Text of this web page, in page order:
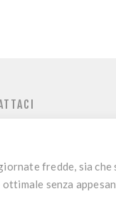
fredde, sia
senza